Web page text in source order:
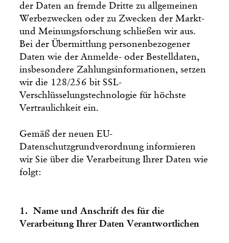
der Daten an fremde Dritte zu allgemeinen
Werbezwecken oder zu Zwecken der Markt-
und Meinungsforschung schließen wir aus.
Bei der Übermittlung personenbezogener
Daten wie der Anmelde- oder Bestelldaten,
insbesondere Zahlungsinformationen, setzen
wir die 128/256 bit SSL-
Verschlüsselungstechnologie für höchste
Vertraulichkeit ein.
Gemäß der neuen EU-
Datenschutzgrundverordnung informieren
wir Sie über die Verarbeitung Ihrer Daten wie
folgt:
1. Name und Anschrift des für die
Verarbeitung Ihrer Daten Verantwortlichen